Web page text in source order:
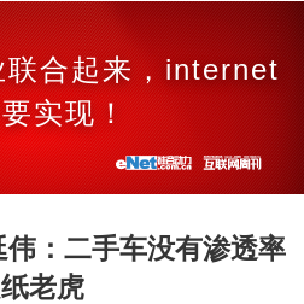
联合起来，internet
实现！
：二手车没有渗透率
老虎